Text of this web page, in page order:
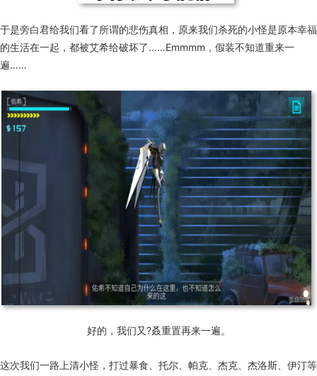
于是旁白君给我们看了所谓的悲伤真相，原来我们杀死的小怪是原本幸福
的生活在一起，都被艾希给破坏了……Emmmm，假装不知道重来一
遍……
好的，我们又?叒重置再来一遍。
这次我们一路上清小怪，打过暴食、托尔、帕克、杰克、杰洛斯、伊汀等